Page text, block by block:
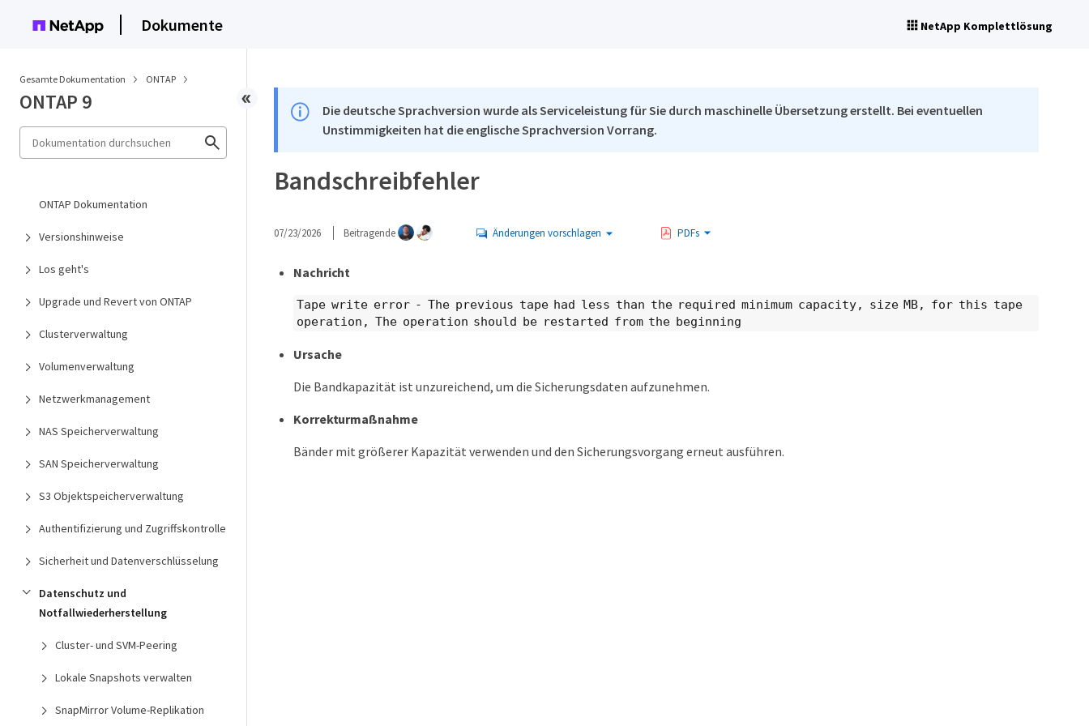
Dokumente NetApp Komplettlösung
Gesamte Dokumentation ONTAP
ONTAP 9
ONTAP Dokumentation
Versionshinweise
Los geht's
Upgrade und Revert von ONTAP
Clusterverwaltung
Volumenverwaltung
Netzwerkmanagement
NAS Speicherverwaltung
SAN Speicherverwaltung
S3 Objektspeicherverwaltung
Authentifizierung und Zugriffskontrolle
Sicherheit und Datenverschlüsselung
Datenschutz und
Notfallwiederherstellung
Cluster- und SVM-Peering
Lokale Snapshots verwalten
SnapMirror Volume-Replikation
Die deutsche Sprachversion wurde als Serviceleistung für Sie durch maschinelle Übersetzung erstellt. Bei eventuellen
Unstimmigkeiten hat die englische Sprachversion Vorrang.
Bandschreibfehler
07/23/2026 Beitragende Änderungen vorschlagen PDFs
Nachricht
Tape write error - The previous tape had less than the required minimum capacity, size MB, for this tape
operation, The operation should be restarted from the beginning
Ursache
Die Bandkapazität ist unzureichend, um die Sicherungsdaten aufzunehmen.
Korrekturmaßnahme
Bänder mit größerer Kapazität verwenden und den Sicherungsvorgang erneut ausführen.